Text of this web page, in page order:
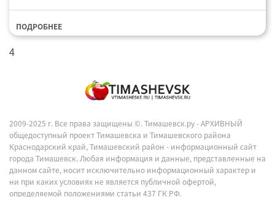
ПОДРОБНЕЕ
4
2009-2025 г. Все права защищены ©.Тимашевск.ру - АРХИВНЫЙ
общедоступный проект Тимашевска и Тимашевского района
Краснодарский край, Тимашевский район - информационный сайт
города Тимашевск. Любая информация и данные, представленные на
данном сайте, носит исключительно информационный характер и
ни при каких условиях не является публичной офертой,
определяемой положениями статьи 437 ГК РФ.